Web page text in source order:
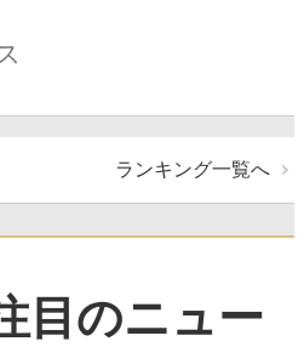
ランキング一覧へ
目のニュー